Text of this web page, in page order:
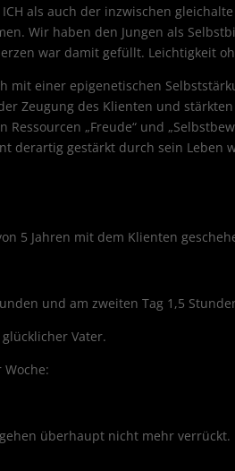
als auch der inzwischen
Wir haben den Jungen als
war damit gefüllt. Leichtigkeit
mit einer epigenetischen
Zeugung des Klienten und
„Freude“ und
derartig gestärkt durch sein Leben
5 Jahren mit dem Klienten
und am zweiten Tag 1,5
Vater.
überhaupt nicht mehr